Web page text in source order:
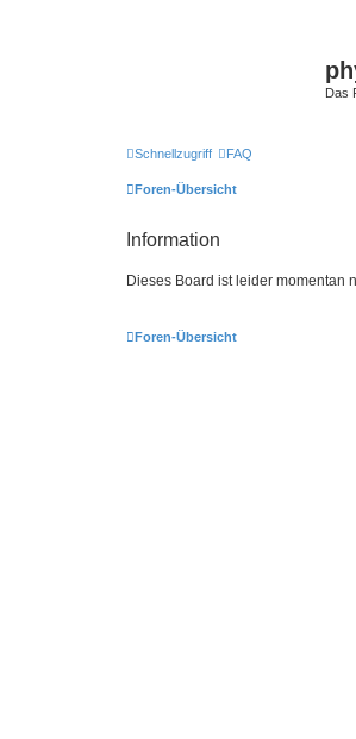
Das
Schnellzugriff FAQ
Foren-Übersicht
Information
Dieses Board ist leider momentan
Foren-Übersicht